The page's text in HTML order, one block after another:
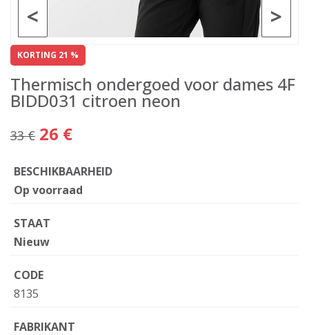
>
<
KORTING 21 %
Thermisch ondergoed voor dames 4F
BIDD031 citroen neon
33 € 26 €
BESCHIKBAARHEID
Op voorraad
STAAT
Nieuw
CODE
8135
FABRIKANT